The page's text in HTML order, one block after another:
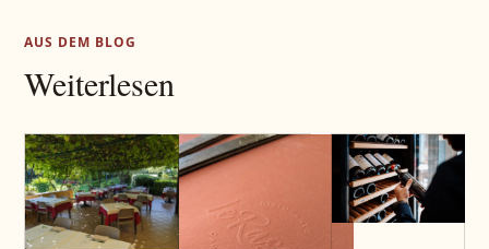
AUS DEM BLOG
Weiterlesen